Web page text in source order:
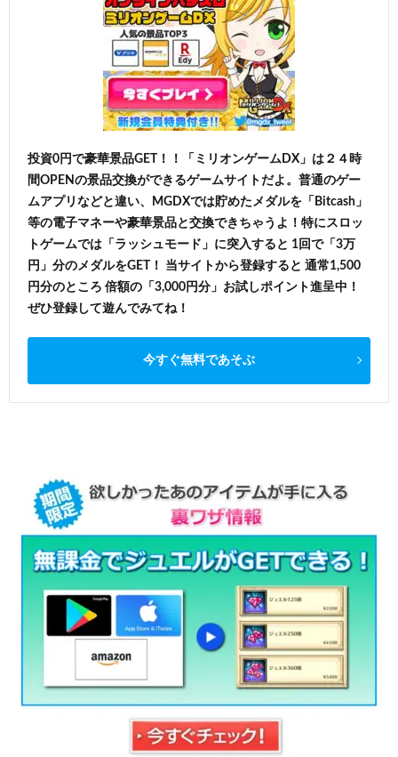
投資0円で豪華景品GET！！「ミリオンゲームDX」は２４時
間OPENの景品交換ができるゲームサイトだよ。普通のゲー
ムアプリなどと違い、MGDXでは貯めたメダルを「Bitcash」
等の電子マネーや豪華景品と交換できちゃうよ！特にスロッ
トゲームでは「ラッシュモード」に突入すると 1回で「3万
円」分のメダルをGET！ 当サイトから登録すると 通常1,500
円分のところ 倍額の「3,000円分」お試しポイント進呈中！
ぜひ登録して遊んでみてね！
今すぐ無料であそぶ